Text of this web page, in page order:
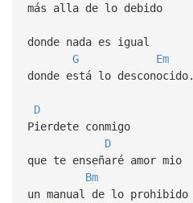
más alla de lo debido
donde nada es igual
G
Em
donde está lo desconocido.
D
Pierdete conmigo
D
que te enseñaré amor mio
Bm
un manual de lo prohibido